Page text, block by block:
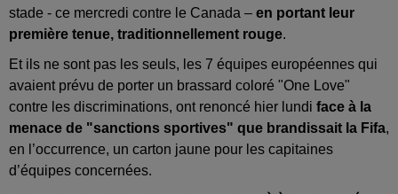
stade - ce mercredi contre le Canada – en portant leur
première tenue, traditionnellement rouge.
Et ils ne sont pas les seuls, les 7 équipes européennes qui
avaient prévu de porter un brassard coloré "One Love"
contre les discriminations, ont renoncé hier lundi face à la
menace de "sanctions sportives" que brandissait la Fifa,
en l’occurrence, un carton jaune pour les capitaines
d’équipes concernées.